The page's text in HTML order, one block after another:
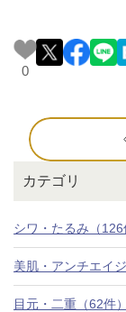
カテゴリ
シワ・たるみ（126
美肌・アンチエイ
目元・二重（62件）
0